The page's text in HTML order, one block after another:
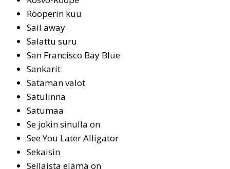
Rööperin kuu
Sail away
Sa­lat­tu su­ru
San Francisco Bay Blue
San­ka­rit
Sataman valot
Sa­tu­lin­na
Sa­tu­maa
Se jokin sinulla on
See You Later Alligator
Se­kai­sin
Sel­lais­ta elä­mä on